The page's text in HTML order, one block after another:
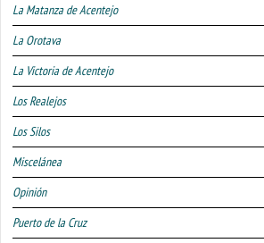
La Matanza de Acentejo
La Orotava
La Victoria de Acentejo
Los Realejos
Los Silos
Miscelánea
Opinión
Puerto de la Cruz